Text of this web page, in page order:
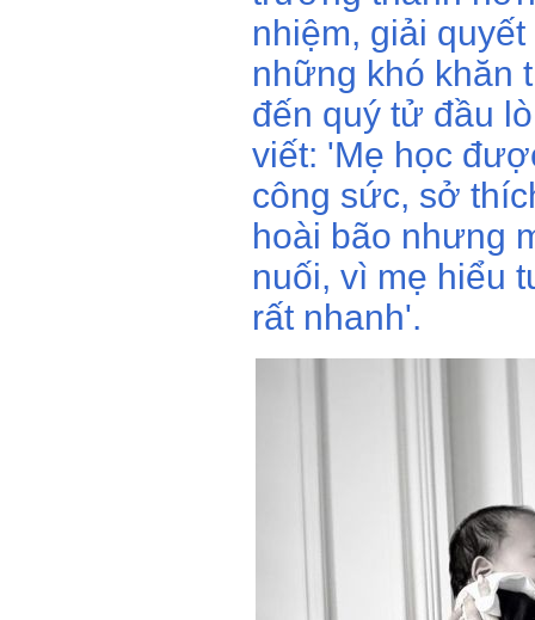
nhiệm, giải
những khó khăn
đến quý tử đầu
viết: 'Mẹ học
công sức, sở
hoài bão nhưng
nuối, vì mẹ hiểu
rất nhanh'.